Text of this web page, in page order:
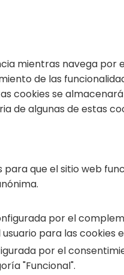
mientras navega
de las
cookies se
de algunas de estas
que el sitio web
por el
para las cookies
por el
"Funcional".